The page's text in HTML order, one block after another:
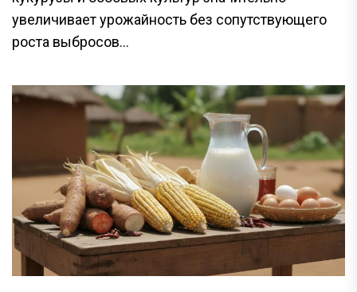
увеличивает урожайность без сопутствующего
роста выбросов...